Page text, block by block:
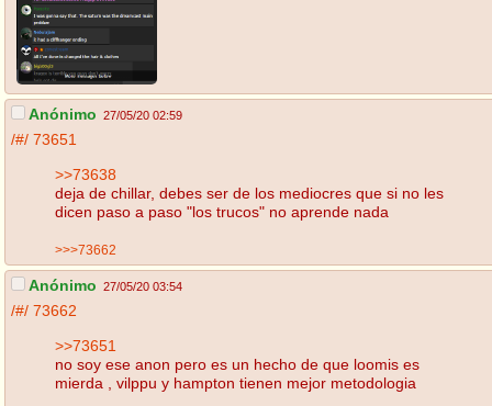
Anónimo 27/05/20 02:59
/#/ 73651
>>73638
deja de chillar, debes ser de los mediocres que si no les
dicen paso a paso "los trucos" no aprende nada
>>>73662
Anónimo 27/05/20 03:54
/#/ 73662
>>73651
no soy ese anon pero es un hecho de que loomis es
mierda , vilppu y hampton tienen mejor metodologia